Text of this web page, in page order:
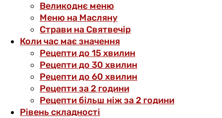
Великоднє меню
Меню на Масляну
Страви на Святвечір
Коли час має значення
Рецепти до 15 хвилин
Рецепти до 30 хвилин
Рецепти до 60 хвилин
Рецепти за 2 години
Рецепти більш ніж за 2 години
Рівень складності